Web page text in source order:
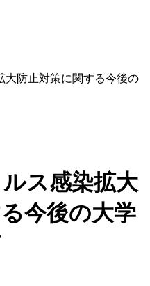
大防止対策に関する今後の
ス感染拡大
今後の大学